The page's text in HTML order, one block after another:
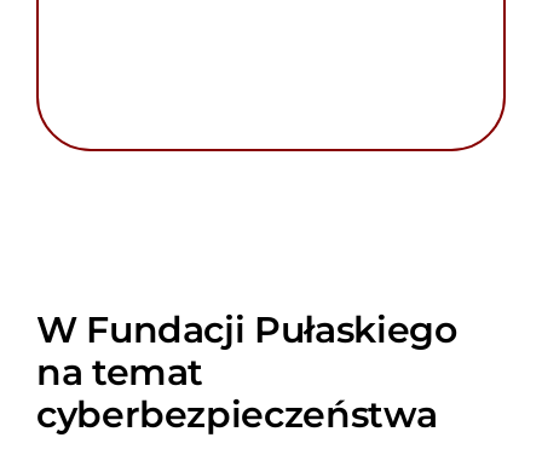
W Fundacji Pułaskiego
na temat
cyberbezpieczeństwa